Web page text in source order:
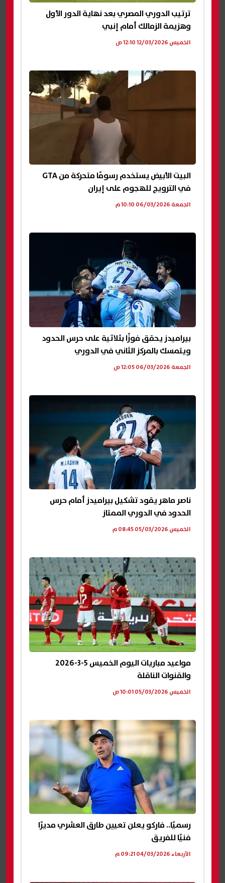
ترتيب الدوري المصري بعد نهاية الدور الأول
وهزيمة الزمالك أمام إنبي
الخميس 12/03/2026 12:10 ص
البيت الأبيض يستخدم رسومًا متحركة من GTA
في الترويج للهجوم على إيران
الجمعة 06/03/2026 10:10 م
بيراميدز يحقق فوزًا بثلاثية على حرس الحدود
ويتمسك بالمركز الثاني في الدوري
الجمعة 06/03/2026 12:05 ص
ناصر ماهر يقود تشكيل بيراميدز أمام حرس
الحدود في الدوري الممتاز
الخميس 05/03/2026 08:45 م
مواعيد مباريات اليوم الخميس 5-3-2026
والقنوات الناقلة
الخميس 05/03/2026 10:01 ص
رسميًا.. فاركو يعلن تعيين طارق العشري مديرًا
فنيًا للفريق
الأربعاء 04/03/2026 09:21 م